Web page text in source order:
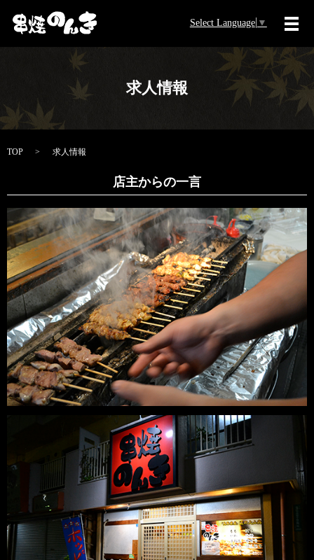
Select Language ▼
メ
求人情報
TOP 求人情報
店主からの一言